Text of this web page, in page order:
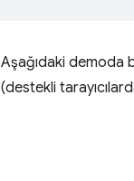
Aşağıdaki demoda
(destekli